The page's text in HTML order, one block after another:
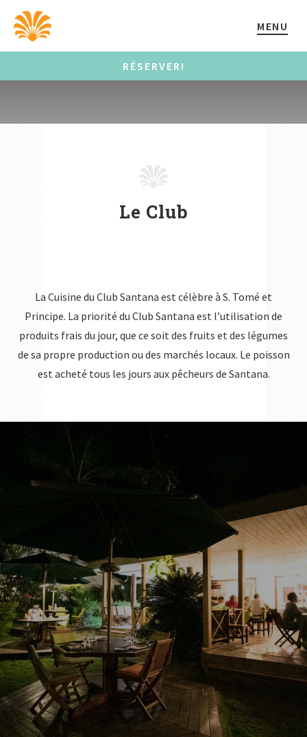
MENU
RÉSERVER!
Le Club
La Cuisine du Club Santana est célèbre à S. Tomé et
Principe. La priorité du Club Santana est l’utilisation de
produits frais du jour, que ce soit des fruits et des légumes
de sa propre production ou des marchés locaux. Le poisson
est acheté tous les jours aux pêcheurs de Santana.